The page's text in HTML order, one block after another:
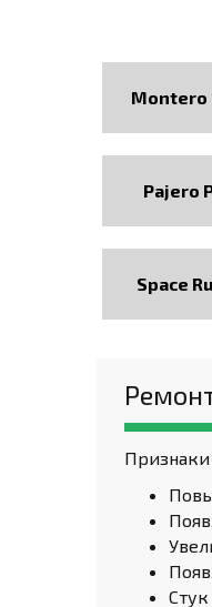
Montero
Pajero
Space